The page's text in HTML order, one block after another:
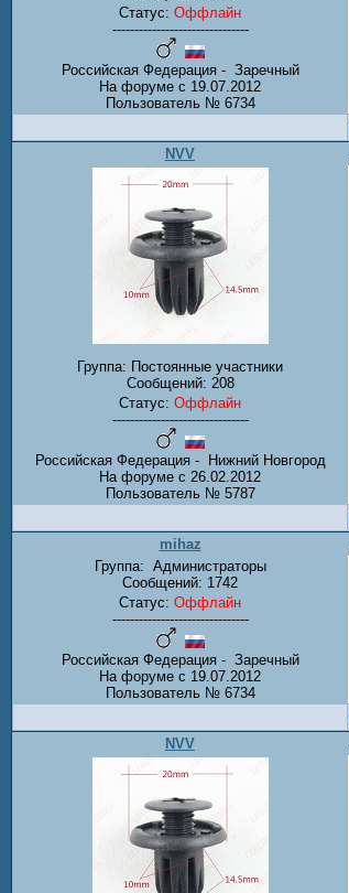
Статус: Оффлайн
-------------------------------
Российская Федерация - Заречный
На форуме с 19.07.2012
Пользователь № 6734
NVV
Группа: Постоянные участники
Сообщений: 208
Статус: Оффлайн
-------------------------------
Российская Федерация - Нижний Новгород
На форуме с 26.02.2012
Пользователь № 5787
mihaz
Группа: Администраторы
Сообщений: 1742
Статус: Оффлайн
-------------------------------
Российская Федерация - Заречный
На форуме с 19.07.2012
Пользователь № 6734
NVV